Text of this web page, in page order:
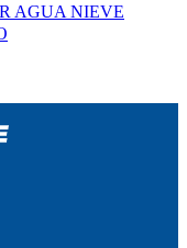
AGUA NIEVE